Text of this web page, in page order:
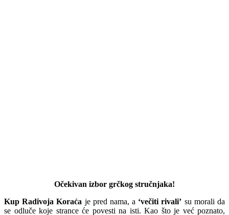
Očekivan izbor grčkog stručnjaka!
Kup Radivoja Koraća je pred nama, a ‘večiti rivali’ su morali da
se odluče koje strance će povesti na isti. Kao što je već poznato,